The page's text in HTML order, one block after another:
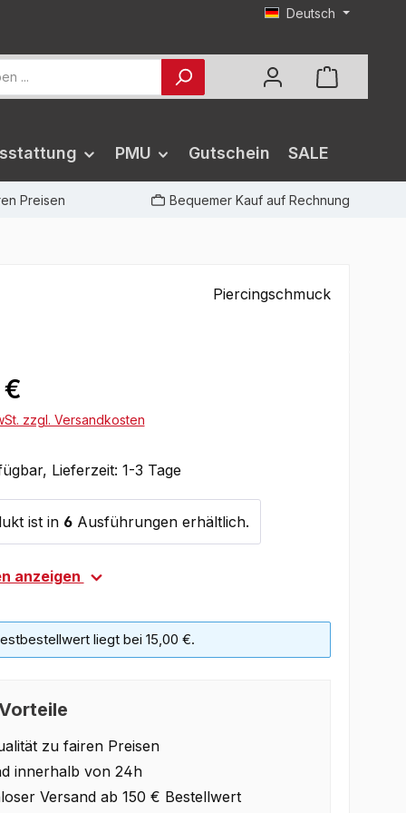
Deutsch
PMU Gutschein SALE
Preisen Bequemer Kauf auf Rechnung
Piercingschmuck
zzgl. Versandkosten
Lieferzeit: 1-3 Tage
ist in 6Ausführungen erhältlich.
anzeigen
liegt bei 15,00 €.
zu fairen Preisen
innerhalb von 24h
Versand ab 150 € Bestellwert